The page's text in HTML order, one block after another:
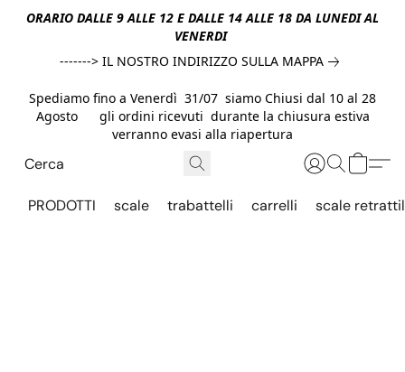
ORARIO DALLE 9 ALLE 12 E DALLE 14 ALLE 18 DA LUNEDI AL
VENERDI
-------> IL NOSTRO INDIRIZZO SULLA MAPPA
Spediamo fino a Venerdì 31/07 siamo Chiusi dal 10 al 28
Agosto gli ordini ricevuti durante la chiusura estiva
verranno evasi alla riapertura
PRODOTTI scale trabattelli carrelli scale